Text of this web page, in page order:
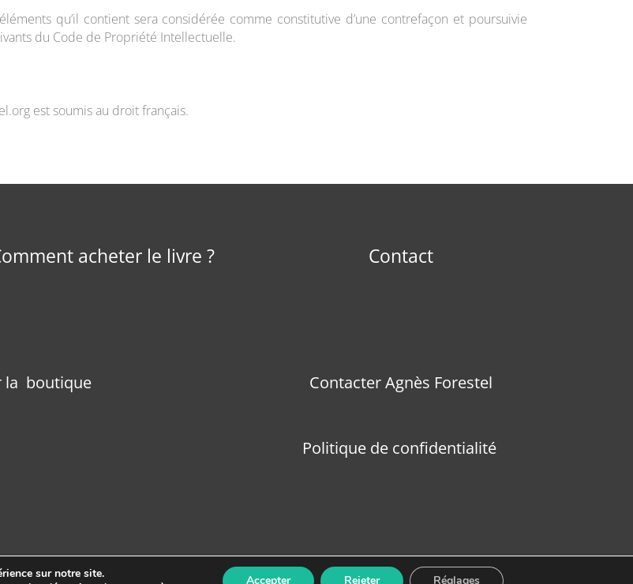
qu’il contient sera considérée comme constitutive d’une contrefaçon et poursuivie
du Code de Propriété Intellectuelle.
est soumis au droit français.
acheter le livre ? Contact
la boutique Contacter Agnès Forestel
Politique de confidentialité
sur notre site.
Accepter Rejeter Réglages